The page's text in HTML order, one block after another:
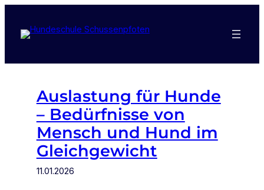
springen
Auslastung für Hunde
– Bedürfnisse von
Mensch und Hund im
Gleichgewicht
11.01.2026